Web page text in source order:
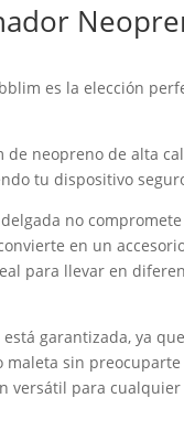
es la elección
de neopreno de alta
tu dispositivo
no
en un
para llevar en
garantizada, ya
sin
versátil para